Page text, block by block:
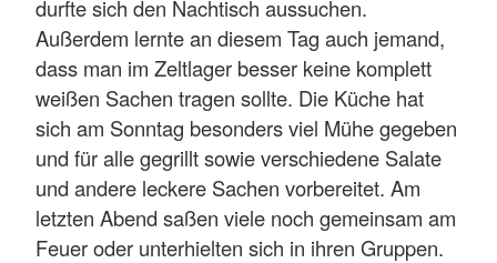
durfte sich den Nachtisch aussuchen.
Außerdem lernte an diesem Tag auch jemand,
dass man im Zeltlager besser keine komplett
weißen Sachen tragen sollte. Die Küche hat
sich am Sonntag besonders viel Mühe gegeben
und für alle gegrillt sowie verschiedene Salate
und andere leckere Sachen vorbereitet. Am
letzten Abend saßen viele noch gemeinsam am
Feuer oder unterhielten sich in ihren Gruppen.